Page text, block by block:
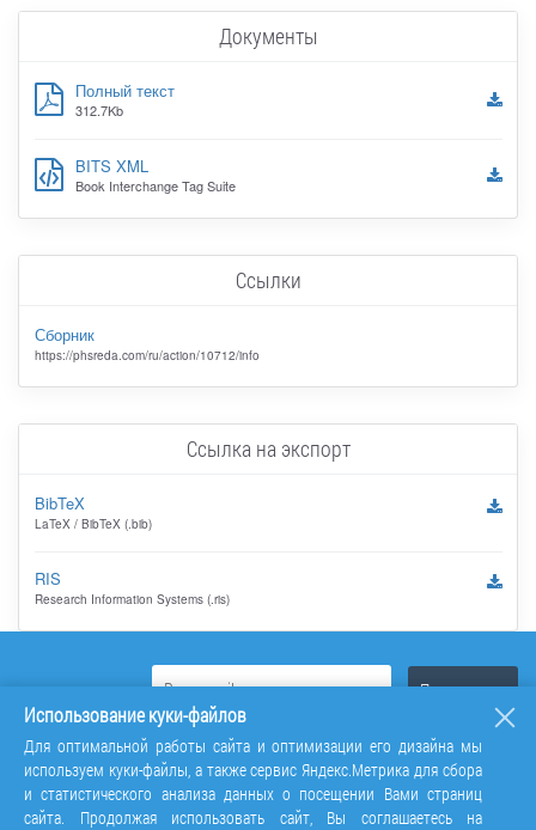
Документы
Полный текст
312.7Kb
BITS XML
Book Interchange Tag Suite
Ссылки
Сборник
https://phsreda.com/ru/action/10712/info
Ссылка на экспорт
BibTeX
LaTeX / BibTeX (.bib)
RIS
Research Information Systems (.ris)
Использование куки-файлов
Для оптимальной работы сайта и оптимизации его дизайна мы
используем куки-файлы, а также сервис Яндекс.Метрика для сбора
и статистического анализа данных о посещении Вами страниц
сайта. Продолжая использовать сайт, Вы соглашаетесь на